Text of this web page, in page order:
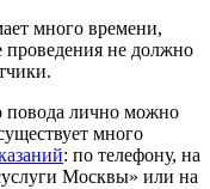
много времени,
проведения не должно
повода лично можно
много
: по телефону, на
Москвы» или на